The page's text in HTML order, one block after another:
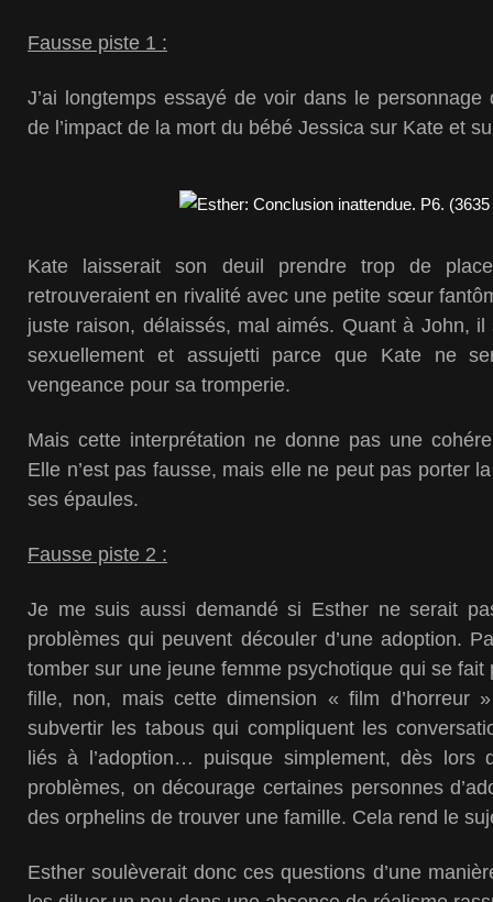
Fausse piste 1 :
J’ai longtemps essayé de voir dans le personnage
de l’impact de la mort du bébé Jessica sur Kate et
Kate laisserait son deuil prendre trop de
retrouveraient en rivalité avec une petite sœur
juste raison, délaissés, mal aimés. Quant à John,
sexuellement et assujetti parce que Kate ne
vengeance pour sa tromperie.
Mais cette interprétation ne donne pas une
Elle n’est pas fausse, mais elle ne peut pas porter
ses épaules.
Fausse piste 2 :
Je me suis aussi demandé si Esther ne serait
problèmes qui peuvent découler d’une adoption.
tomber sur une jeune femme psychotique qui se fait
fille, non, mais cette dimension « film d’horreur
subvertir les tabous qui compliquent les
liés à l’adoption… puisque simplement, dès lors
problèmes, on décourage certaines personnes
des orphelins de trouver une famille. Cela rend le
Esther soulèverait donc ces questions d’une